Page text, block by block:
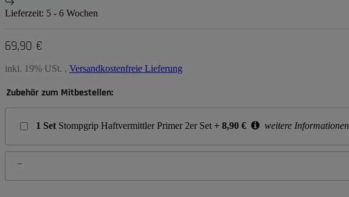
Lieferzeit: 5 - 6 Wochen
69,90 €
inkl. 19% USt. , Versandkostenfreie Lieferung
Zubehör zum Mitbestellen:
1 Set Stompgrip Haftvermittler Primer 2er Set + 8,90 € weitere Informationen